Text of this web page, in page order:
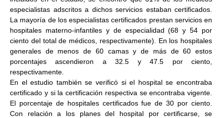
especialistas adscritos a dichos servicios estaban certificados.
La mayoría de los especialistas certificados prestan servicios en
hospitales materno-infantiles y de especialidad (68 y 54 por
ciento del total de médicos, respectivamente). En los hospitales
generales de menos de 60 camas y de más de 60 estos
porcentajes ascendieron a 32.5 y 47.5 por ciento,
respectivamente.
En el estudio también se verificó si el hospital se encontraba
certificado y si la certificación respectiva se encontraba vigente.
El porcentaje de hospitales certificados fue de 30 por ciento.
Con relación a los planes del hospital por certificarse, se